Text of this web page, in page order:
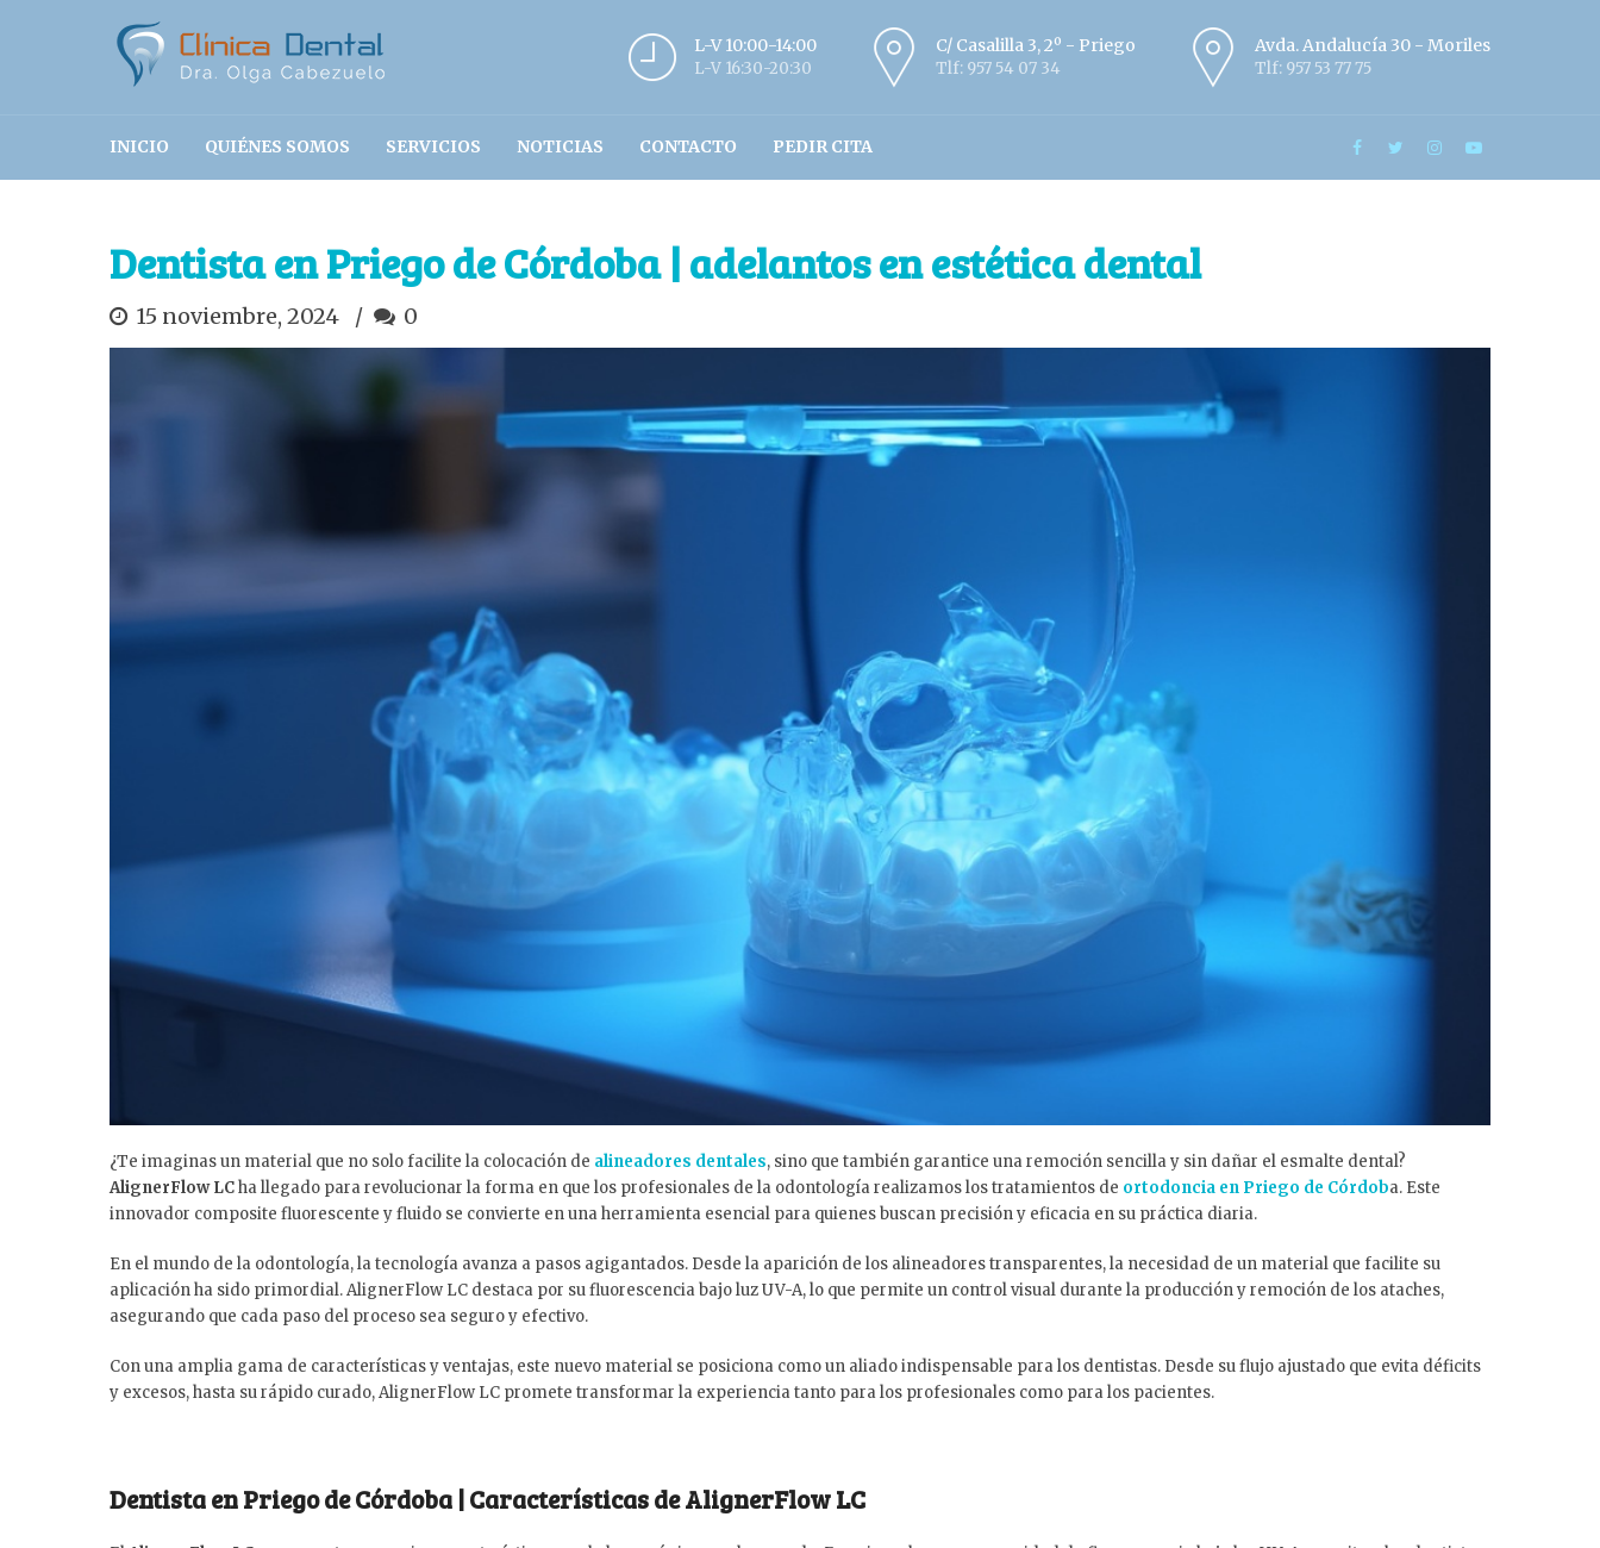
L-V 10:00-14:00
L-V 16:30-20:30
C/ Casalilla 3, 2º - Priego
Tlf: 957 54 07 34
Avda. Andalucía 30 - Moriles
Tlf: 957 53 77 75
INICIO QUIÉNES SOMOS SERVICIOS NOTICIAS CONTACTO PEDIR CITA
Dentista en Priego de Córdoba | adelantos en estética dental
15 noviembre, 2024 0
¿Te imaginas un material que no solo facilite la colocación de alineadores dentales, sino que también garantice una remoción sencilla y sin dañar el esmalte dental?
AlignerFlow LCha llegado para revolucionar la forma en que los profesionales de la odontología realizamos los tratamientos de ortodoncia en Priego de Córdoba. Este
innovador composite fluorescente y fluido se convierte en una herramienta esencial para quienes buscan precisión y eficacia en su práctica diaria.
En el mundo de la odontología, la tecnología avanza a pasos agigantados. Desde la aparición de los alineadores transparentes, la necesidad de un material que facilite su
aplicación ha sido primordial. AlignerFlow LC destaca por su fluorescencia bajo luz UV-A, lo que permite un control visual durante la producción y remoción de los ataches,
asegurando que cada paso del proceso sea seguro y efectivo.
Con una amplia gama de características y ventajas, este nuevo material se posiciona como un aliado indispensable para los dentistas. Desde su flujo ajustado que evita déficits
y excesos, hasta su rápido curado, AlignerFlow LC promete transformar la experiencia tanto para los profesionales como para los pacientes.
Dentista en Priego de Córdoba | Características deAlignerFlow LC